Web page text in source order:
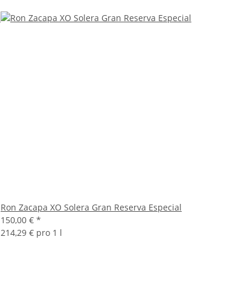
Ron Zacapa XO Solera Gran Reserva Especial
150,00 € *
214,29 € pro 1 l